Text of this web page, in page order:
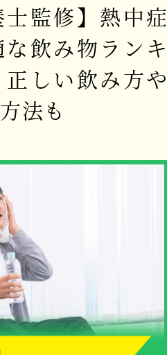
士監修】熱中
飲み物ラン
正しい飲み方
法も